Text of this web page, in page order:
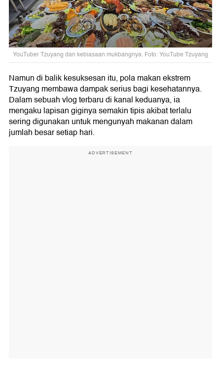
YouTuber Tzuyang dan kebiasaan mukbangnya. Foto: YouTube Tzuyang
Namun di balik kesuksesan itu, pola makan ekstrem
Tzuyang membawa dampak serius bagi kesehatannya.
Dalam sebuah vlog terbaru di kanal keduanya, ia
mengaku lapisan giginya semakin tipis akibat terlalu
sering digunakan untuk mengunyah makanan dalam
jumlah besar setiap hari.
ADVERTISEMENT